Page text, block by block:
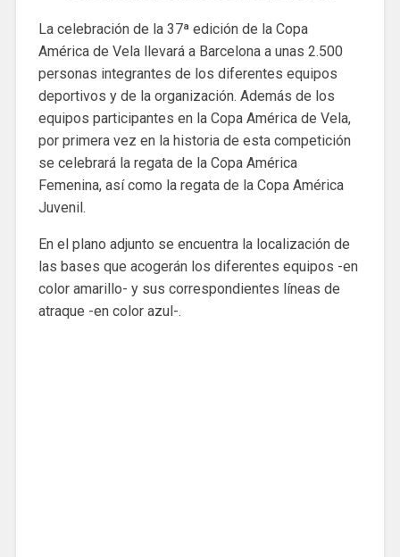
La celebración de la 37ª edición de la Copa
América de Vela llevará a Barcelona a unas 2.500
personas integrantes de los diferentes equipos
deportivos y de la organización. Además de los
equipos participantes en la Copa América de Vela,
por primera vez en la historia de esta competición
se celebrará la regata de la Copa América
Femenina, así como la regata de la Copa América
Juvenil.
En el plano adjunto se encuentra la localización de
las bases que acogerán los diferentes equipos -en
color amarillo- y sus correspondientes líneas de
atraque -en color azul-.